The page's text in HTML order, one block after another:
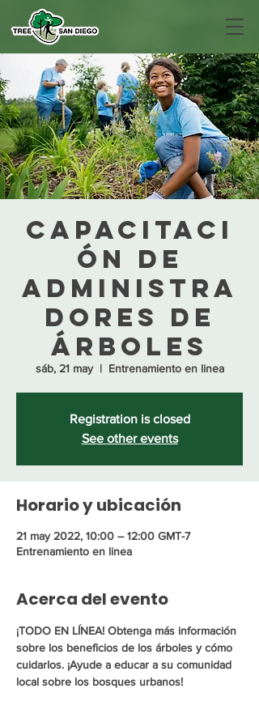
Capacitaci
ón de
administra
dores de
árboles
sáb, 21 may
  |
Entrenamiento en linea
Registration is closed
See other events
Horario y ubicación
21 may 2022, 10:00 – 12:00 GMT-7
Entrenamiento en linea
Acerca del evento
¡TODO EN LÍNEA! Obtenga más información
sobre los beneficios de los árboles y cómo
cuidarlos. ¡Ayude a educar a su comunidad
local sobre los bosques urbanos!